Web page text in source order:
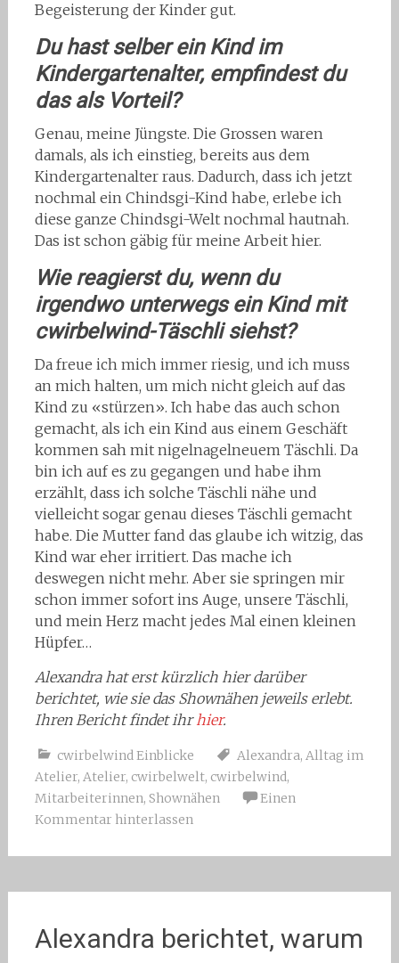
Begeisterung der Kinder gut.
Du hast selber ein Kind im
Kindergartenalter, empfindest du
das als Vorteil?
Genau, meine Jüngste. Die Grossen waren
damals, als ich einstieg, bereits aus dem
Kindergartenalter raus. Dadurch, dass ich jetzt
nochmal ein Chindsgi-Kind habe, erlebe ich
diese ganze Chindsgi-Welt nochmal hautnah.
Das ist schon gäbig für meine Arbeit hier.
Wie reagierst du, wenn du
irgendwo unterwegs ein Kind mit
cwirbelwind-Täschli siehst?
Da freue ich mich immer riesig, und ich muss
an mich halten, um mich nicht gleich auf das
Kind zu «stürzen». Ich habe das auch schon
gemacht, als ich ein Kind aus einem Geschäft
kommen sah mit nigelnagelneuem Täschli. Da
bin ich auf es zu gegangen und habe ihm
erzählt, dass ich solche Täschli nähe und
vielleicht sogar genau dieses Täschli gemacht
habe. Die Mutter fand das glaube ich witzig, das
Kind war eher irritiert. Das mache ich
deswegen nicht mehr. Aber sie springen mir
schon immer sofort ins Auge, unsere Täschli,
und mein Herz macht jedes Mal einen kleinen
Hüpfer…
Alexandra hat erst kürzlich hier darüber
berichtet, wie sie das Shownähen jeweils erlebt.
Ihren Bericht findet ihrhier.
cwirbelwind Einblicke Alexandra, Alltag im
Atelier, Atelier, cwirbelwelt, cwirbelwind,
Mitarbeiterinnen, Shownähen
Einen
Kommentar hinterlassen
Alexandra berichtet, warum